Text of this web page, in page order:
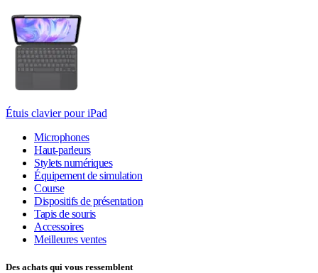
Étuis clavier pour iPad
Microphones
Haut-parleurs
Stylets numériques
Équipement de simulation
Course
Dispositifs de présentation
Tapis de souris
Accessoires
Meilleures ventes
Des achats qui vous ressemblent